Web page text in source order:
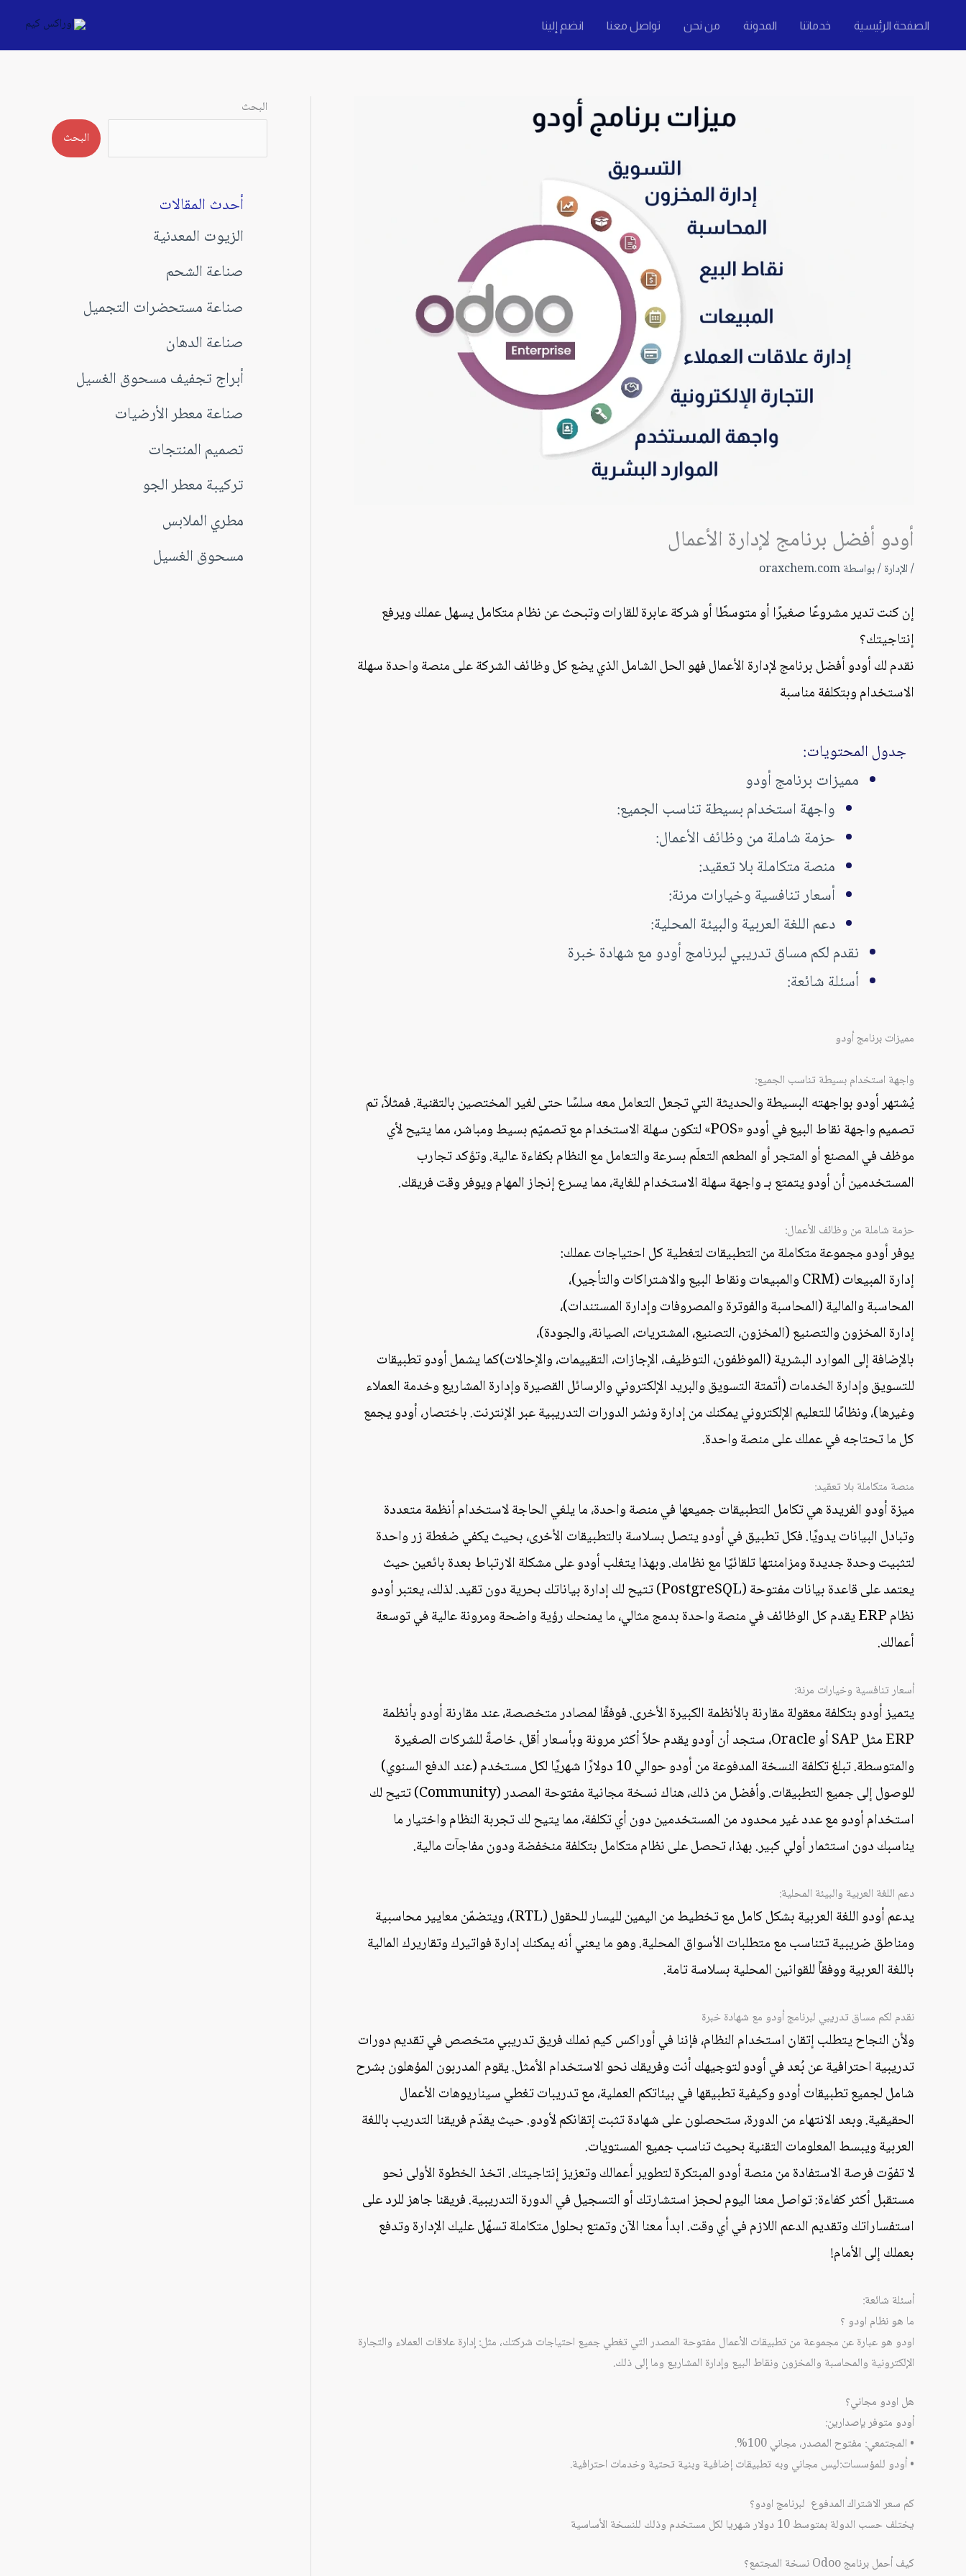
المحتوى
الصفحة الرئيسية خدماتنا المدونة من نحن تواصل معنا انضم إلينا
أودو أفضل برنامج لإدارة الأعمال
/الإدارة/ بواسطةoraxchem.com
إن كنت تدير مشروعًا صغيرًا أو متوسطًا أو شركة عابرة للقارات وتبحث عن نظام متكامل يسهل عملك ويرفع
إنتاجيتك؟
نقدم لك أودو أفضل برنامج لإدارة الأعمال فهو الحل الشامل الذي يضع كل وظائف الشركة على منصة واحدة سهلة
الاستخدام وبتكلفة مناسبة
جدول المحتويات:
مميزات برنامج أودو
واجهة استخدام بسيطة تناسب الجميع:
حزمة شاملة من وظائف الأعمال:
منصة متكاملة بلا تعقيد:
أسعار تنافسية وخيارات مرنة:
دعم اللغة العربية والبيئة المحلية:
نقدم لكم مساق تدريبي لبرنامج أودو مع شهادة خبرة
أسئلة شائعة:
مميزات برنامج أودو
واجهة استخدام بسيطة تناسب الجميع:
يُشتهر أودو بواجهته البسيطة والحديثة التي تجعل التعامل معه سلسًا حتى لغير المختصين بالتقنية. فمثلاً، تم
تصميم واجهة نقاط البيع في أودو «POS» لتكون سهلة الاستخدام مع تصميّم بسيط ومباشر، مما يتيح لأي
موظف في المصنع أو المتجر أو المطعم التعلّم بسرعة والتعامل مع النظام بكفاءة عالية. وتؤكد تجارب
المستخدمين أن أودو يتمتع بـ واجهة سهلة الاستخدام للغاية، مما يسرع إنجاز المهام ويوفر وقت فريقك.
حزمة شاملة من وظائف الأعمال:
يوفر أودو مجموعة متكاملة من التطبيقات لتغطية كل احتياجات عملك:
إدارة المبيعات (CRM والمبيعات ونقاط البيع والاشتراكات والتأجير)،
المحاسبة والمالية (المحاسبة والفوترة والمصروفات وإدارة المستندات)،
إدارة المخزون والتصنيع (المخزون، التصنيع، المشتريات، الصيانة، والجودة)،
بالإضافة إلى الموارد البشرية (الموظفون، التوظيف، الإجازات، التقييمات، والإحالات)كما يشمل أودو تطبيقات
للتسويق وإدارة الخدمات (أتمتة التسويق والبريد الإلكتروني والرسائل القصيرة وإدارة المشاريع وخدمة العملاء
وغيرها)، ونظامًا للتعليم الإلكتروني يمكنك من إدارة ونشر الدورات التدريبية عبر الإنترنت. باختصار، أودو يجمع
كل ما تحتاجه في عملك على منصة واحدة.
منصة متكاملة بلا تعقيد:
ميزة أودو الفريدة هي تكامل التطبيقات جميعها في منصة واحدة، ما يلغي الحاجة لاستخدام أنظمة متعددة
وتبادل البيانات يدويًا. فكل تطبيق في أودو يتصل بسلاسة بالتطبيقات الأخرى، بحيث يكفي ضغطة زر واحدة
لتثبيت وحدة جديدة ومزامنتها تلقائيًا مع نظامك. وبهذا يتغلب أودو على مشكلة الارتباط بعدة بائعين حيث
يعتمد على قاعدة بيانات مفتوحة (PostgreSQL) تتيح لك إدارة بياناتك بحرية دون تقيد. لذلك، يعتبر أودو
نظام ERP يقدم كل الوظائف في منصة واحدة بدمج مثالي، ما يمنحك رؤية واضحة ومرونة عالية في توسعة
أعمالك.
أسعار تنافسية وخيارات مرنة:
يتميز أودو بتكلفة معقولة مقارنة بالأنظمة الكبيرة الأخرى. فوفقًا لمصادر متخصصة، عند مقارنة أودو بأنظمة
ERP مثل SAP أو Oracle، ستجد أن أودو يقدم حلاً أكثر مرونة وبأسعار أقل، خاصةً للشركات الصغيرة
والمتوسطة. تبلغ تكلفة النسخة المدفوعة من أودو حوالي 10 دولارًا شهريًا لكل مستخدم (عند الدفع السنوي)
للوصول إلى جميع التطبيقات. وأفضل من ذلك، هناك نسخة مجانية مفتوحة المصدر (Community) تتيح لك
استخدام أودو مع عدد غير محدود من المستخدمين دون أي تكلفة، مما يتيح لك تجربة النظام واختيار ما
يناسبك دون استثمار أولي كبير. بهذا، تحصل على نظام متكامل بتكلفة منخفضة ودون مفاجآت مالية.
دعم اللغة العربية والبيئة المحلية:
يدعم أودو اللغة العربية بشكل كامل مع تخطيط من اليمين لليسار للحقول (RTL)، ويتضمّن معايير محاسبية
ومناطق ضريبية تتناسب مع متطلبات الأسواق المحلية. وهو ما يعني أنه يمكنك إدارة فواتيرك وتقاريرك المالية
باللغة العربية ووفقاً للقوانين المحلية بسلاسة تامة.
نقدم لكم مساق تدريبي لبرنامج أودو مع شهادة خبرة
ولأن النجاح يتطلب إتقان استخدام النظام، فإننا في أوراكس كيم نملك فريق تدريبي متخصص في تقديم دورات
تدريبية احترافية عن بُعد في أودو لتوجيهك أنت وفريقك نحو الاستخدام الأمثل. يقوم المدربون المؤهلون بشرح
شامل لجميع تطبيقات أودو وكيفية تطبيقها في بيئاتكم العملية، مع تدريبات تغطي سيناريوهات الأعمال
الحقيقية. وبعد الانتهاء من الدورة، ستحصلون على شهادة تثبت إتقانكم لأودو. حيث يقدّم فريقنا التدريب باللغة
العربية ويبسط المعلومات التقنية بحيث تناسب جميع المستويات.
لا تفوّت فرصة الاستفادة من منصة أودو المبتكرة لتطوير أعمالك وتعزيز إنتاجيتك. اتخذ الخطوة الأولى نحو
مستقبل أكثر كفاءة: تواصل معنا اليوم لحجز استشارتك أو التسجيل في الدورة التدريبية. فريقنا جاهز للرد على
استفساراتك وتقديم الدعم اللازم في أي وقت. ابدأ معنا الآن وتمتع بحلول متكاملة تسهّل عليك الإدارة وتدفع
بعملك إلى الأمام!
أسئلة شائعة:
ما هو نظام اودو ؟
اودو هو عبارة عن مجموعة من تطبيقات الأعمال مفتوحة المصدر التي تغطي جميع احتياجات شركتك، مثل: إدارة علاقات العملاء والتجارة
الإلكترونية والمحاسبة والمخزون ونقاط البيع وإدارة المشاريع وما إلى ذلك.
هل اودو مجاني؟
أودو متوفر بإصدارين:
• المجتمعي: مفتوح المصدر، مجاني 100%.
• أودو للمؤسسات:ليس مجاني وبه تطبيقات إضافية وبنية تحتية وخدمات احترافية.
كم سعر الاشتراك المدفوع لبرنامج اودو؟
يختلف حسب الدولة بمتوسط 10 دولار شهريا لكل مستخدم وذلك للنسخة الأساسية
كيف أحمل برنامج Odoo نسخة المجتمع؟
البحث
البحث
أحدث المقالات
الزيوت المعدنية
صناعة الشحم
صناعة مستحضرات التجميل
صناعة الدهان
أبراج تجفيف مسحوق الغسيل
صناعة معطر الأرضيات
تصميم المنتجات
تركيبة معطر الجو
مطري الملابس
مسحوق الغسيل